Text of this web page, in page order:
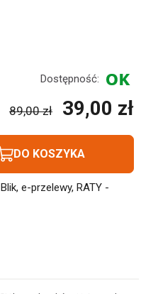
Dostępność:
89,00 zł 39,00 zł
DO KOSZYKA
e-przelewy, RATY -